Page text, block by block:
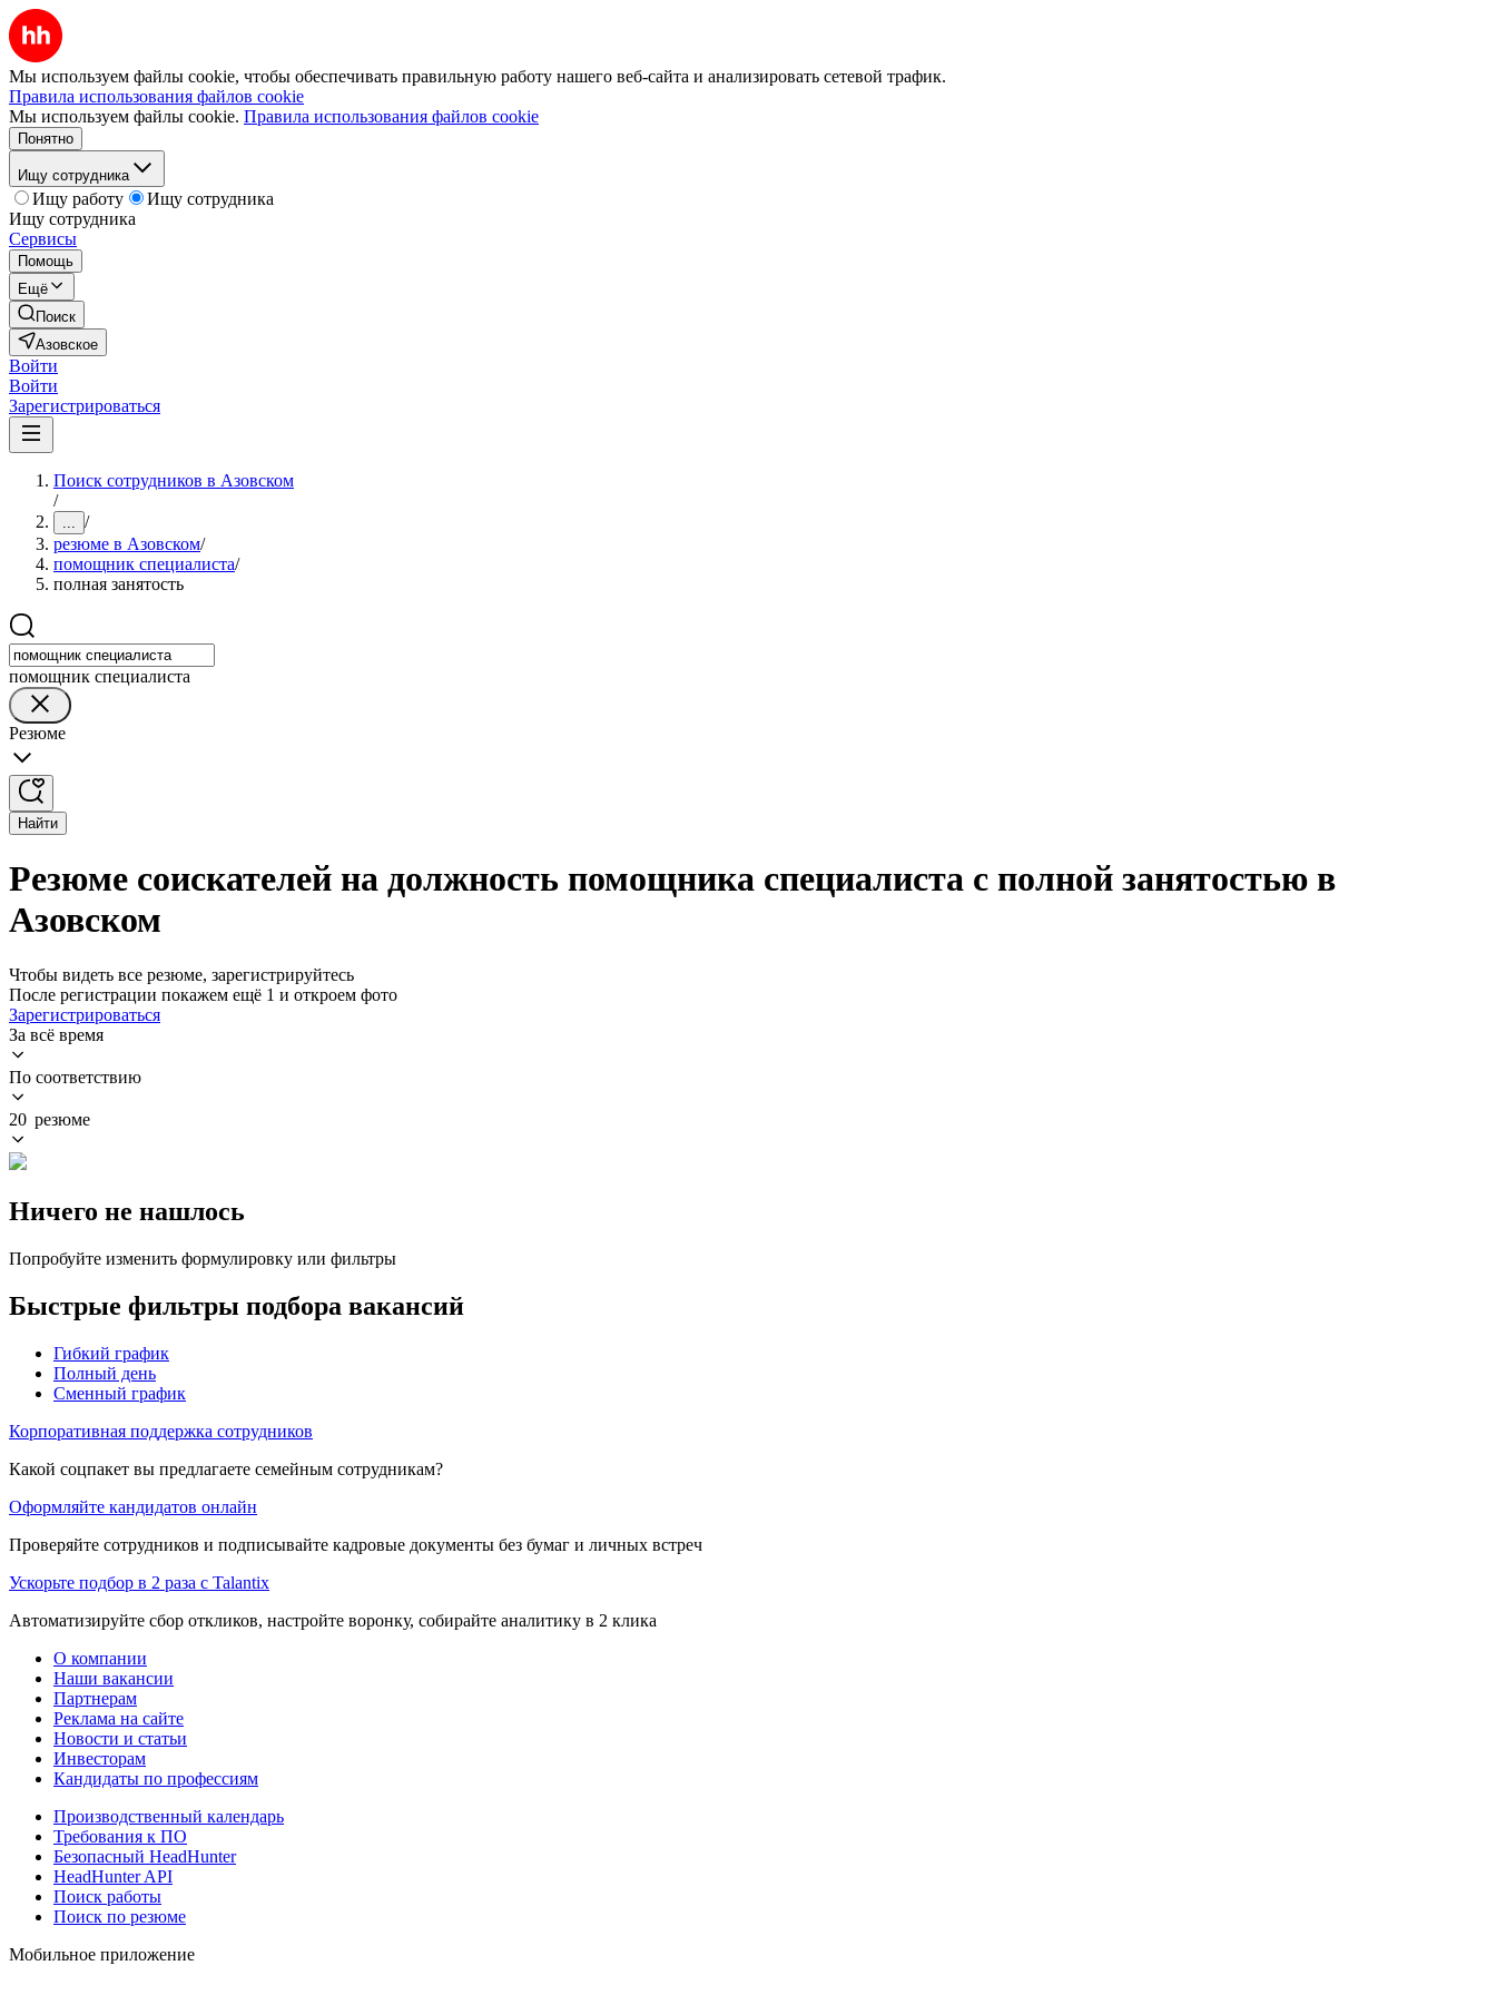
Мы используем файлы cookie, чтобы обеспечивать правильную работу нашего веб-сайта и анализировать сетевой трафик.
Правила использования файлов cookie
Мы используем файлы cookie. Правила использования файлов cookie
Понятно
Ищу сотрудника
Ищу работу
Ищу сотрудника
Ищу сотрудника
Сервисы
Помощь
Ещё
Поиск
Азовское
Войти
Войти
Зарегистрироваться
Поиск сотрудников в Азовском
/
... /
резюме в Азовском/
помощник специалиста/
полная занятость
помощник специалиста
Резюме
Найти
Резюме соискателей на должность помощника специалиста с полной занятостью в
Азовском
Чтобы видеть все резюме, зарегистрируйтесь
После регистрации покажем ещё 1 и откроем фото
Зарегистрироваться
За всё время
По соответствию
20 резюме
Ничего не нашлось
Попробуйте изменить формулировку или фильтры
Быстрые фильтры подбора вакансий
Гибкий график
Полный день
Сменный график
Корпоративная поддержка сотрудников
Какой соцпакет вы предлагаете семейным сотрудникам?
Оформляйте кандидатов онлайн
Проверяйте сотрудников и подписывайте кадровые документы без бумаг и личных встреч
Ускорьте подбор в 2 раза с Talantix
Автоматизируйте сбор откликов, настройте воронку, собирайте аналитику в 2 клика
О компании
Наши вакансии
Партнерам
Реклама на сайте
Новости и статьи
Инвесторам
Кандидаты по профессиям
Производственный календарь
Требования к ПО
Безопасный HeadHunter
HeadHunter API
Поиск работы
Поиск по резюме
Мобильное приложение